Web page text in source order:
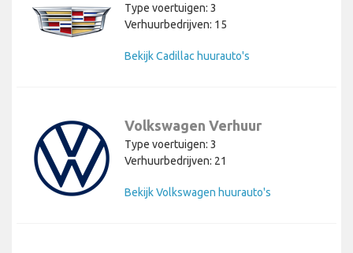
Type voertuigen: 3
Verhuurbedrijven: 15
Bekijk Cadillac huurauto's
Volkswagen Verhuur
Type voertuigen: 3
Verhuurbedrijven: 21
Bekijk Volkswagen huurauto's